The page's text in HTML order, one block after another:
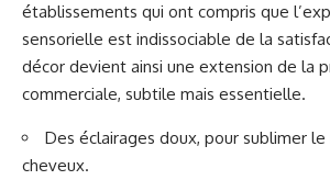
établissements qui ont compris que
sensorielle est indissociable de la
décor devient ainsi une extension de la
commerciale, subtile mais essentielle.
Des éclairages doux, pour sublimer
cheveux.